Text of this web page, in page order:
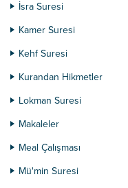
İsra Suresi
Kamer Suresi
Kehf Suresi
Kurandan Hikmetler
Lokman Suresi
Makaleler
Meal Çalışması
Mü'min Suresi